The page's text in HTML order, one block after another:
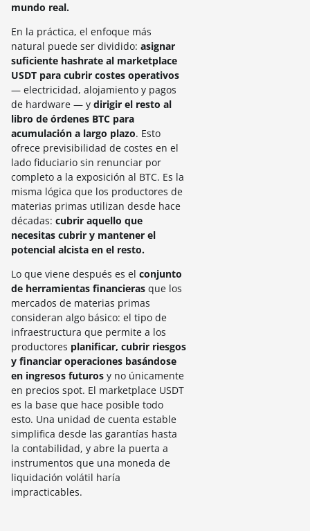
mundo real.
En la práctica, el enfoque más
natural puede ser dividido: asignar
suficiente hashrate al marketplace
USDT para cubrir costes operativos
— electricidad, alojamiento y pagos
de hardware — y dirigir el resto al
libro de órdenes BTC para
acumulación a largo plazo. Esto
ofrece previsibilidad de costes en el
lado fiduciario sin renunciar por
completo a la exposición al BTC. Es la
misma lógica que los productores de
materias primas utilizan desde hace
décadas: cubrir aquello que
necesitas cubrir y mantener el
potencial alcista en el resto.
Lo que viene después es el conjunto
de herramientas financieras que los
mercados de materias primas
consideran algo básico: el tipo de
infraestructura que permite a los
productores planificar, cubrir riesgos
y financiar operaciones basándose
en ingresos futuros y no únicamente
en precios spot. El marketplace USDT
es la base que hace posible todo
esto. Una unidad de cuenta estable
simplifica desde las garantías hasta
la contabilidad, y abre la puerta a
instrumentos que una moneda de
liquidación volátil haría
impracticables.